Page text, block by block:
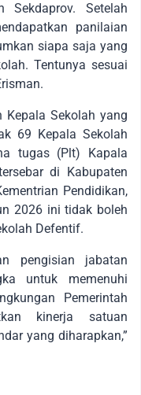
Sekdaprov. Setelah
panilaian
siapa saja yang
Tentunya sesuai
Sekolah yang
69 Kepala Sekolah
tugas (Plt) Kapala
di Kabupaten
Pendidikan,
2026 ini tidak boleh
Defentif.
pengisian jabatan
untuk memenuhi
Pemerintah
kinerja satuan
yang diharapkan,”